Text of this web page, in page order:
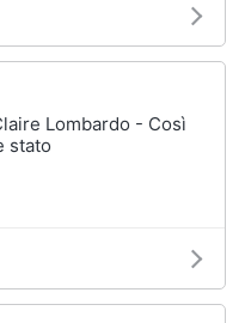
Lombardo - Così
stato